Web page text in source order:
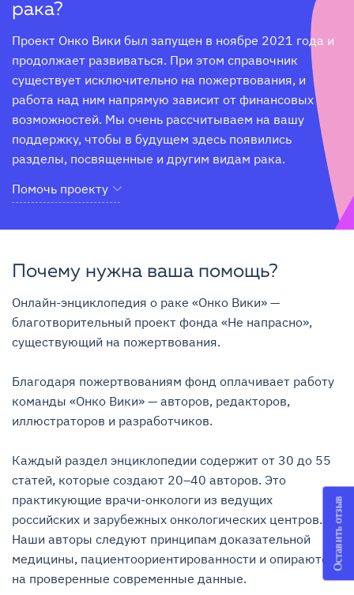
рака?
Проект Онко Вики был запущен в ноябре 2021 года и
продолжает развиваться. При этом справочник
существует исключительно на пожертвования, и
работа над ним напрямую зависит от финансовых
возможностей. Мы очень рассчитываем на вашу
поддержку, чтобы в будущем здесь появились
разделы, посвященные и другим видам рака.
Помочь проекту
Почему нужна ваша помощь?
Онлайн-энциклопедия о раке «Онко Вики» —
благотворительный проект фонда «Не напрасно»,
существующий на пожертвования.
Благодаря пожертвованиям фонд оплачивает работу
команды «Онко Вики» — авторов, редакторов,
иллюстраторов и разработчиков.
Каждый раздел энциклопедии содержит от 30 до 55
статей, которые создают 20–40 авторов. Это
практикующие врачи-онкологи из ведущих
российских и зарубежных онкологических центров.
Наши авторы следуют принципам доказательной
медицины, пациентоориентированности и опираются
на проверенные современные данные.
Оставить отзыв